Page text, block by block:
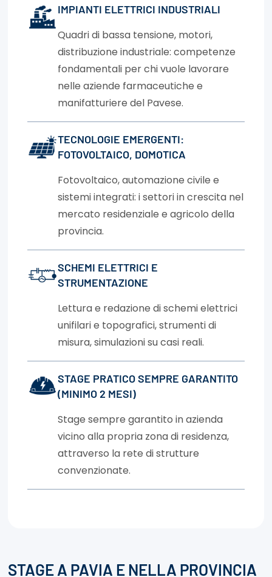
IMPIANTI ELETTRICI INDUSTRIALI
Quadri di bassa tensione, motori,
distribuzione industriale: competenze
fondamentali per chi vuole lavorare
nelle aziende farmaceutiche e
manifatturiere del Pavese.
TECNOLOGIE EMERGENTI:
FOTOVOLTAICO, DOMOTICA
Fotovoltaico, automazione civile e
sistemi integrati: i settori in crescita nel
mercato residenziale e agricolo della
provincia.
SCHEMI ELETTRICI E
STRUMENTAZIONE
Lettura e redazione di schemi elettrici
unifilari e topografici, strumenti di
misura, simulazioni su casi reali.
STAGE PRATICO SEMPRE GARANTITO
(MINIMO 2 MESI)
Stage sempre garantito in azienda
vicino alla propria zona di residenza,
attraverso la rete di strutture
convenzionate.
STAGE A PAVIA E NELLA PROVINCIA